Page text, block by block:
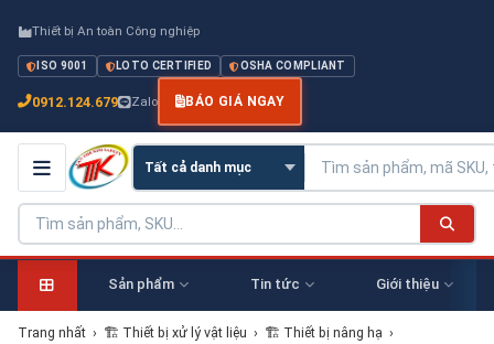
Thiết bị An toàn Công nghiệp
ISO 9001 LOTO CERTIFIED OSHA COMPLIANT
0912.124.679 Zalo BÁO GIÁ NGAY
Sản phẩm Tin tức Giới thiệu
Trang nhất › 🏗 Thiết bị xử lý vật liệu › 🏗 Thiết bị nâng hạ ›